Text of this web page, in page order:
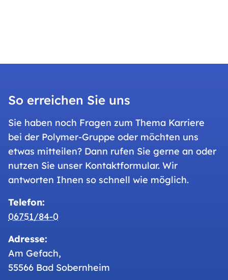
So erreichen Sie uns
Sie haben noch Fragen zum Thema Karriere
bei der Polymer-Gruppe oder möchten uns
etwas mitteilen? Dann rufen Sie gerne an oder
nutzen Sie unser Kontaktformular. Wir
antworten Ihnen so schnell wie möglich.
Telefon:
06751/84-0
Adresse:
Am Gefach,
55566 Bad Sobernheim